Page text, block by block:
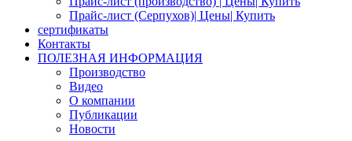
Прайс-лист (Серпухов)| Цены| Купить
сертификаты
Контакты
ПОЛЕЗНАЯ ИНФОРМАЦИЯ
Производство
Видео
О компании
Публикации
Новости